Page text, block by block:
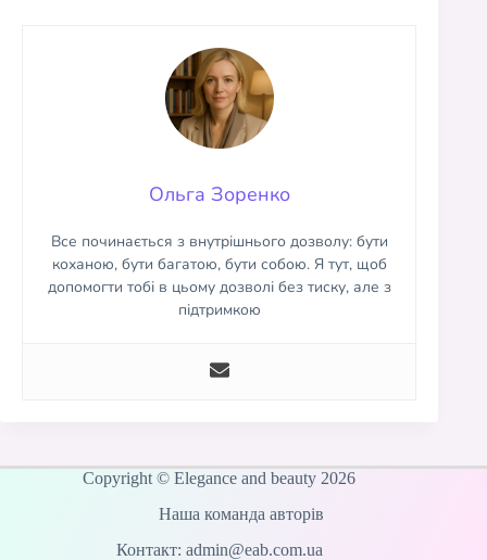
Ольга Зоренко
Все починається з внутрішнього дозволу: бути
коханою, бути багатою, бути собою. Я тут, щоб
допомогти тобі в цьому дозволі без тиску, але з
підтримкою
Copyright © Elegance and beauty 2026
Наша команда авторів
Контакт: admin@eab.com.ua